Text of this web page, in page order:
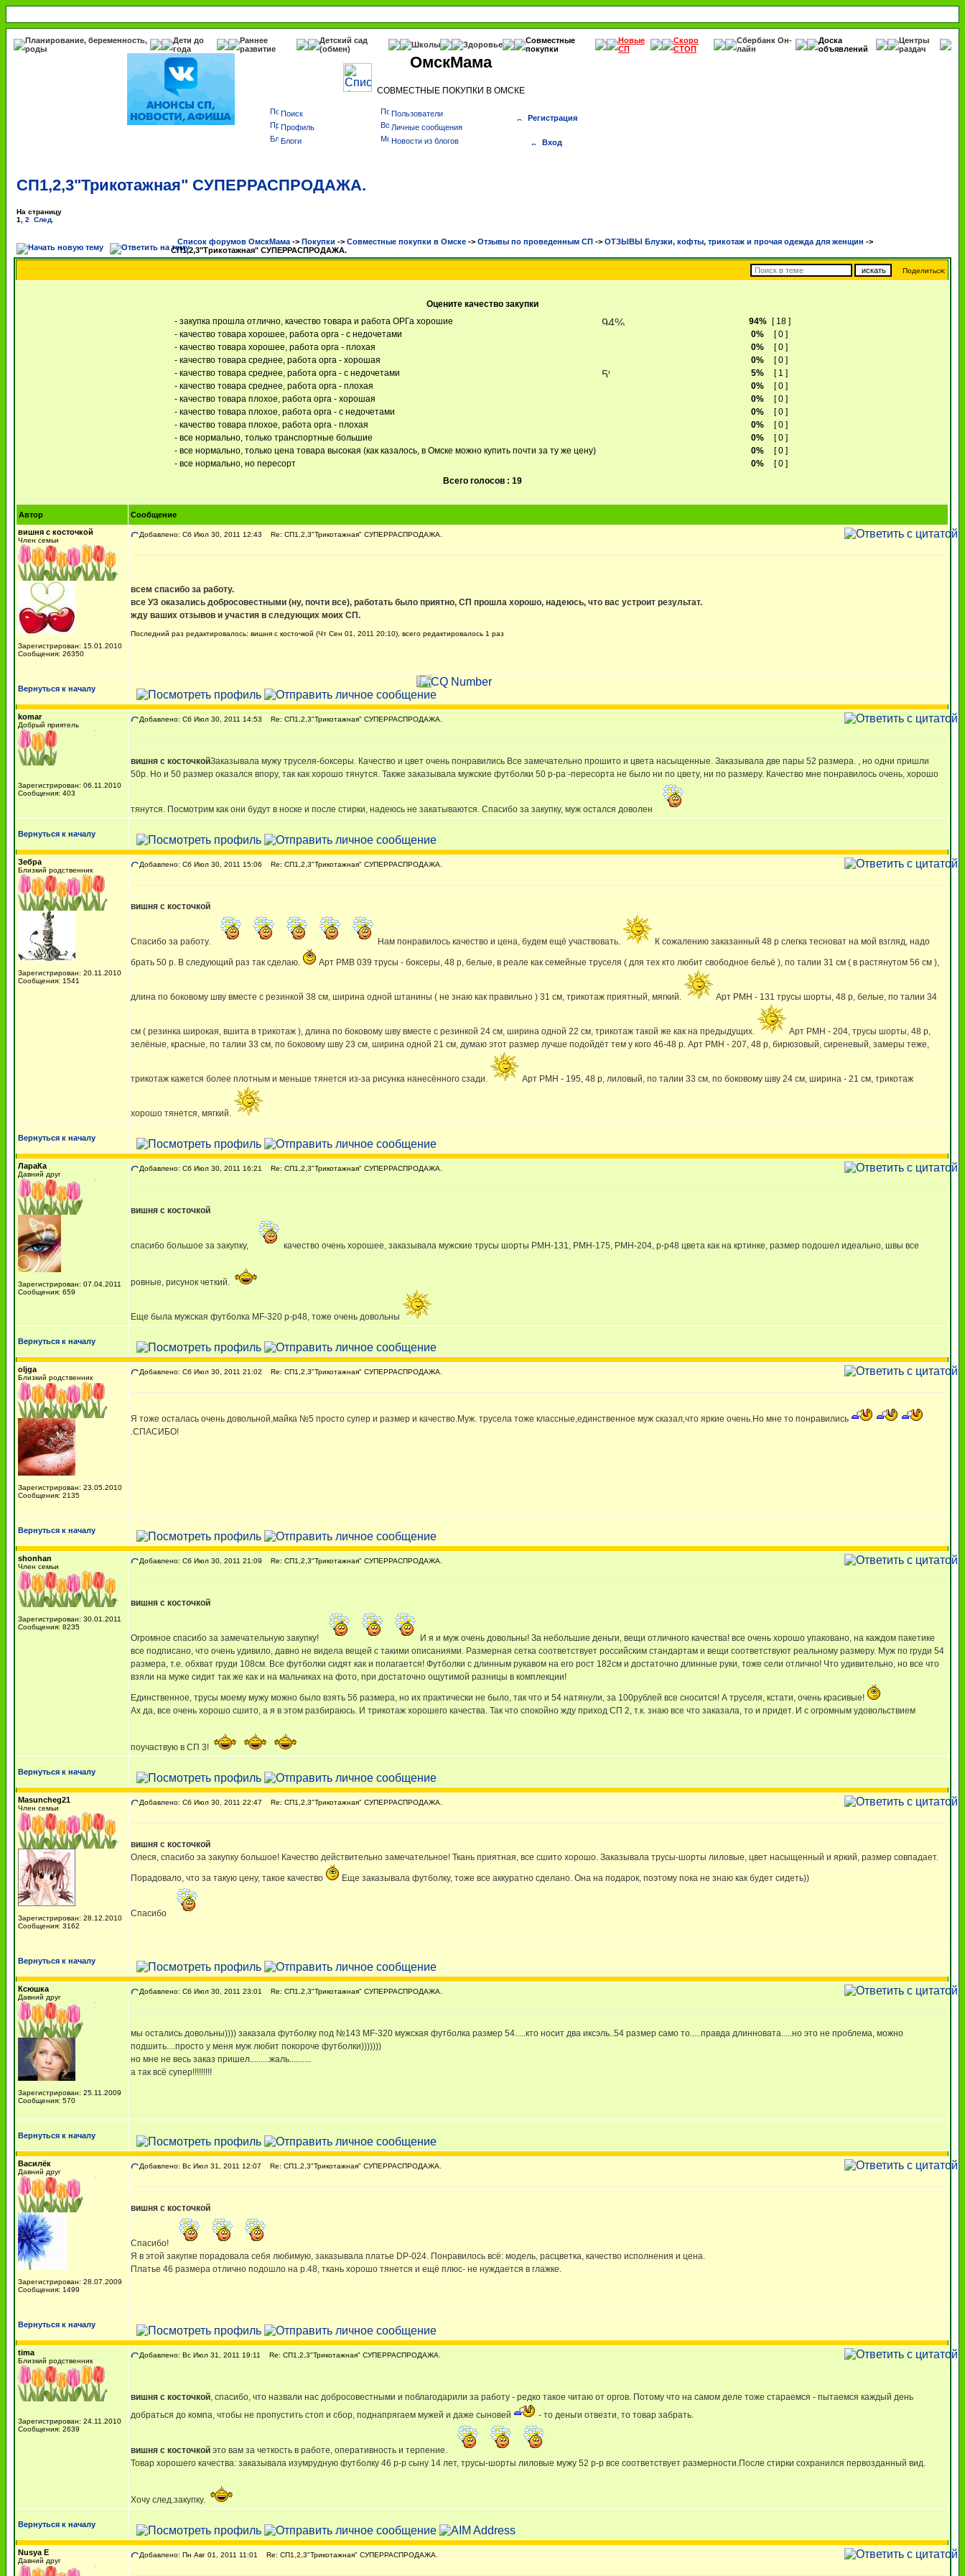
Планирование, беременность,
роды
Дети до
года
Раннее
развитие
Детский сад
(обмен)
Школы Здоровье
Совместные
покупки
Новые
СП
Скоро
СТОП
Сбербанк Он-
лайн
Доска
объявлений
Центры
раздач
ОмскМама
СОВМЕСТНЫЕ ПОКУПКИ В ОМСКЕ
Поиск
Пользователи
Профиль
Личные сообщения
Блоги
Новости из блогов
Регистрация
Вход
СП1,2,3"Трикотажная" СУПЕРРАСПРОДАЖА.
На страницу
1
2 След.
Список форумов ОмскМама -> Покупки -> Cовместные покупки в Омске -> Отзывы по проведенным СП -> ОТЗЫВЫ Блузки, кофты, трикотаж и прочая одежда для женщин ->
СП1,2,3"Трикотажная" СУПЕРРАСПРОДАЖА.
Поделиться:
Оцените качество закупки
- закупка прошла отлично, качество товара и работа ОРГа хорошие
94% [ 18 ]
- качество товара хорошее, работа орга - с недочетами
0%
[ 0 ]
- качество товара хорошее, работа орга - плохая
0%
[ 0 ]
- качество товара среднее, работа орга - хорошая
0%
[ 0 ]
- качество товара среднее, работа орга - с недочетами
5%
[ 1 ]
- качество товара среднее, работа орга - плохая
0%
[ 0 ]
- качество товара плохое, работа орга - хорошая
0%
[ 0 ]
- качество товара плохое, работа орга - с недочетами
0%
[ 0 ]
- качество товара плохое, работа орга - плохая
0%
[ 0 ]
- все нормально, только транспортные большие
0%
[ 0 ]
- все нормально, только цена товара высокая (как казалось, в Омске можно купить почти за ту же цену)
0%
[ 0 ]
- все нормально, но пересорт
0%
[ 0 ]
Всего голосов : 19
Автор
Сообщение
вишня с косточкой
Член семьи
Зарегистрирован: 15.01.2010
Сообщения: 26350
Добавлено: Сб Июл 30, 2011 12:43 Re: СП1,2,3"Трикотажная" СУПЕРРАСПРОДАЖА.
всем спасибо за работу.
все УЗ оказались добросовестными (ну, почти все), работать было приятно, СП прошла хорошо, надеюсь, что вас устроит результат.
жду ваших отзывов и участия в следующих моих СП.
Последний раз редактировалось: вишня с косточкой (Чт Сен 01, 2011 20:10), всего редактировалось 1 раз
Вернуться к началу
komar
Добрый приятель
Зарегистрирован: 06.11.2010
Сообщения: 403
Добавлено: Сб Июл 30, 2011 14:53 Re: СП1,2,3"Трикотажная" СУПЕРРАСПРОДАЖА.
вишня с косточкойЗаказывала мужу труселя-боксеры. Качество и цвет очень понравились Все замечательно прошито и цвета насыщенные. Заказывала две пары 52 размера. , но одни пришли
50р. Но и 50 размер оказался впору, так как хорошо тянутся. Также заказывала мужские футболки 50 р-ра -пересорта не было ни по цвету, ни по размеру. Качество мне понравилось очень, хорошо
тянутся. Посмотрим как они будут в носке и после стирки, надеюсь не закатываются. Спасибо за закупку, муж остался доволен
Вернуться к началу
Зебра
Близкий родственник
Зарегистрирован: 20.11.2010
Сообщения: 1541
Добавлено: Сб Июл 30, 2011 15:06 Re: СП1,2,3"Трикотажная" СУПЕРРАСПРОДАЖА.
вишня с косточкой
Спасибо за работу. Нам понравилось качество и цена, будем ещё участвовать. К сожалению заказанный 48 р слегка тесноват на мой взгляд, надо
брать 50 р. В следующий раз так сделаю. Арт РМВ 039 трусы - боксеры, 48 р, белые, в реале как семейные труселя ( для тех кто любит свободное бельё ), по талии 31 см ( в растянутом 56 см ),
длина по боковому шву вместе с резинкой 38 см, ширина одной штанины ( не знаю как правильно ) 31 см, трикотаж приятный, мягкий. Арт РМН - 131 трусы шорты, 48 р, белые, по талии 34
см ( резинка широкая, вшита в трикотаж ), длина по боковому шву вместе с резинкой 24 см, ширина одной 22 см, трикотаж такой же как на предыдущих.
Арт РМН - 204, трусы шорты, 48 р,
зелёные, красные, по талии 33 см, по боковому шву 23 см, ширина одной 21 см, думаю этот размер лучше подойдёт тем у кого 46-48 р. Арт РМН - 207, 48 р, бирюзовый, сиреневый, замеры теже,
трикотаж кажется более плотным и меньше тянется из-за рисунка нанесённого сзади. Арт РМН - 195, 48 р, лиловый, по талии 33 см, по боковому шву 24 см, ширина - 21 см, трикотаж
хорошо тянется, мягкий.
Вернуться к началу
ЛараКа
Давний друг
Зарегистрирован: 07.04.2011
Сообщения: 659
Добавлено: Сб Июл 30, 2011 16:21 Re: СП1,2,3"Трикотажная" СУПЕРРАСПРОДАЖА.
вишня с косточкой
спасибо большое за закупку, качество очень хорошее, заказывала мужские трусы шорты PMH-131, PMH-175, PMH-204, р-р48 цвета как на кртинке, размер подошел идеально, швы все
ровные, рисунок четкий.
Еще была мужская футболка MF-320 р-р48, тоже очень довольны
Вернуться к началу
oljga
Близкий родственник
Зарегистрирован: 23.05.2010
Сообщения: 2135
Добавлено: Сб Июл 30, 2011 21:02 Re: СП1,2,3"Трикотажная" СУПЕРРАСПРОДАЖА.
Я тоже осталась очень довольной,майка №5 просто супер и размер и качество.Муж. трусела тоже классные,единственное муж сказал,что яркие очень.Но мне то понравились
.СПАСИБО!
Вернуться к началу
shonhan
Член семьи
Зарегистрирован: 30.01.2011
Сообщения: 8235
Добавлено: Сб Июл 30, 2011 21:09 Re: СП1,2,3"Трикотажная" СУПЕРРАСПРОДАЖА.
вишня с косточкой
Огромное спасибо за замечательную закупку!
И я и муж очень довольны! За небольшие деньги, вещи отличного качества! все очень хорошо упаковано, на каждом пакетике
все подписано, что очень удивило, давно не видела вещей с такими описаниями. Размерная сетка соответствует российским стандартам и вещи соответствуют реальному размеру. Муж по груди 54
размера, т.е. обхват груди 108см. Все футболки сидят как и полагается! Футболки с длинным рукавом на его рост 182см и достаточно длинные руки, тоже сели отлично! Что удивительно, но все что
взяли на муже сидит так же как и на мальчиках на фото, при достаточно ощутимой разницы в комплекции!
Единственное, трусы моему мужу можно было взять 56 размера, но их практически не было, так что и 54 натянули, за 100рублей все сносится! А труселя, кстати, очень красивые!
Ах да, все очень хорошо сшито, а я в этом разбираюсь. И трикотаж хорошего качества. Так что спокойно жду приход СП 2, т.к. знаю все что заказала, то и придет. И с огромным удовольствием
поучаствую в СП 3!
Вернуться к началу
Masuncheg21
Член семьи
Зарегистрирован: 28.12.2010
Сообщения: 3162
Добавлено: Сб Июл 30, 2011 22:47 Re: СП1,2,3"Трикотажная" СУПЕРРАСПРОДАЖА.
вишня с косточкой
Олеся, спасибо за закупку большое! Качество действительно замечательное! Ткань приятная, все сшито хорошо. Заказывала трусы-шорты лиловые, цвет насыщенный и яркий, размер совпадает.
Порадовало, что за такую цену, такое качество Еще заказывала футболку, тоже все аккуратно сделано. Она на подарок, поэтому пока не знаю как будет сидеть))
Спасибо
Вернуться к началу
Ксюшка
Давний друг
Зарегистрирован: 25.11.2009
Сообщения: 570
Добавлено: Сб Июл 30, 2011 23:01 Re: СП1,2,3"Трикотажная" СУПЕРРАСПРОДАЖА.
мы остались довольны)))) заказала футболку под №143 MF-320 мужская футболка размер 54.....кто носит два иксэль..54 размер само то.....правда длинновата.....но это не проблема, можно
подшить....просто у меня муж любит покороче футболки)))))))
но мне не весь заказ пришел.........жаль..........
а так всё супер!!!!!!!!!
Вернуться к началу
Василёк
Давний друг
Зарегистрирован: 28.07.2009
Сообщения: 1499
Добавлено: Вс Июл 31, 2011 12:07 Re: СП1,2,3"Трикотажная" СУПЕРРАСПРОДАЖА.
вишня с косточкой
Спасибо!
Я в этой закупке порадовала себя любимую, заказывала платье DP-024. Понравилось всё: модель, расцветка, качество исполнения и цена.
Платье 46 размера отлично подошло на р.48, ткань хорошо тянется и ещё плюс- не нуждается в глажке.
Вернуться к началу
tima
Близкий родственник
Зарегистрирован: 24.11.2010
Сообщения: 2639
Добавлено: Вс Июл 31, 2011 19:11 Re: СП1,2,3"Трикотажная" СУПЕРРАСПРОДАЖА.
вишня с косточкой, спасибо, что назвали нас добросовестными и поблагодарили за работу - редко такое читаю от оргов. Потому что на самом деле тоже стараемся - пытаемся каждый день
добраться до компа, чтобы не пропустить стоп и сбор, поднапрягаем мужей и даже сыновей
- то деньги отвезти, то товар забрать.
вишня с косточкой это вам за четкость в работе, оперативность и терпение.
Товар хорошего качества: заказывала изумрудную футболку 46 р-р сыну 14 лет, трусы-шорты лиловые мужу 52 р-р все соответствует размерности.После стирки сохранился первозданный вид.
Хочу след.закупку.
Вернуться к началу
Nusya E
Давний друг
Добавлено: Пн Авг 01, 2011 11:01 Re: СП1,2,3"Трикотажная" СУПЕРРАСПРОДАЖА.